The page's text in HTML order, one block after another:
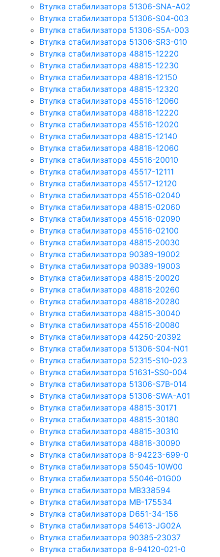
Втулка стабилизатора 51306-SNA-A02
Втулка стабилизатора 51306-S04-003
Втулка стабилизатора 51306-S5A-003
Втулка стабилизатора 51306-SR3-010
Втулка стабилизатора 48815-12220
Втулка стабилизатора 48815-12230
Втулка стабилизатора 48818-12150
Втулка стабилизатора 48815-12320
Втулка стабилизатора 45516-12060
Втулка стабилизатора 48818-12220
Втулка стабилизатора 45516-12020
Втулка стабилизатора 48815-12140
Втулка стабилизатора 48818-12060
Втулка стабилизатора 45516-20010
Втулка стабилизатора 45517-12111
Втулка стабилизатора 45517-12120
Втулка стабилизатора 45516-02040
Втулка стабилизатора 48815-02060
Втулка стабилизатора 45516-02090
Втулка стабилизатора 45516-02100
Втулка стабилизатора 48815-20030
Втулка стабилизатора 90389-19002
Втулка стабилизатора 90389-19003
Втулка стабилизатора 48815-20020
Втулка стабилизатора 48818-20260
Втулка стабилизатора 48818-20280
Втулка стабилизатора 48815-30040
Втулка стабилизатора 45516-20080
Втулка стабилизатора 44250-20392
Втулка стабилизатора 51306-S04-N01
Втулка стабилизатора 52315-S10-023
Втулка стабилизатора 51631-SS0-004
Втулка стабилизатора 51306-S7B-014
Втулка стабилизатора 51306-SWA-A01
Втулка стабилизатора 48815-30171
Втулка стабилизатора 48815-30180
Втулка стабилизатора 48815-30310
Втулка стабилизатора 48818-30090
Втулка стабилизатора 8-94223-699-0
Втулка стабилизатора 55045-10W00
Втулка стабилизатора 55046-01G00
Втулка стабилизатора MB338594
Втулка стабилизатора MB-175534
Втулка стабилизатора D651-34-156
Втулка стабилизатора 54613-JG02A
Втулка стабилизатора 90385-23037
Втулка стабилизатора 8-94120-021-0